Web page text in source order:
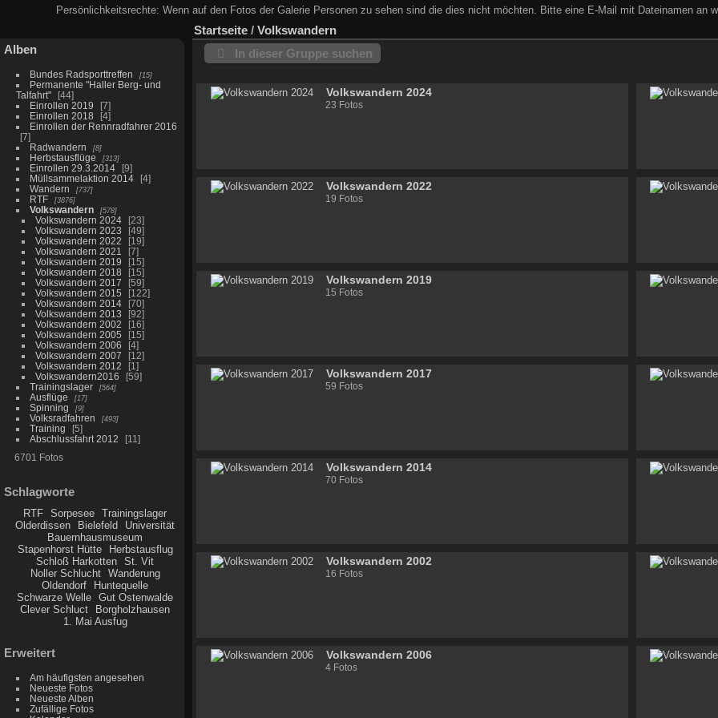
Persönlichkeitsrechte: Wenn auf den Fotos der Galerie Personen zu sehen sind die dies nicht möchten. Bitte eine E-Mail mit Dateinamen an
Alben
Bundes Radsporttreffen 15
Permanente "Haller Berg- und
Talfahrt"
44
Einrollen 2019
7
Einrollen 2018
4
Einrollen der Rennradfahrer 2016
7
Radwandern
8
Herbstausflüge 313
Einrollen 29.3.2014
9
Müllsammelaktion 2014
4
Wandern
737
RTF 3876
Volkswandern 578
Volkswandern 2024
23
Volkswandern 2023
49
Volkswandern 2022
19
Volkswandern 2021
7
Volkswandern 2019
15
Volkswandern 2018
15
Volkswandern 2017
59
Volkswandern 2015
122
Volkswandern 2014
70
Volkswandern 2013
92
Volkswandern 2002
16
Volkswandern 2005
15
Volkswandern 2006
4
Volkswandern 2007
12
Volkswandern 2012
1
Volkswandern2016
59
Trainingslager
564
Ausflüge 17
Spinning 9
Volksradfahren 493
Training
5
Abschlussfahrt 2012
11
6701 Fotos
Schlagworte
RTF Sorpesee
Trainingslager
Olderdissen
Bielefeld
Universität
Bauernhausmuseum
Stapenhorst Hütte
Herbstausflug
Schloß Harkotten
St. Vit
Noller Schlucht
Wanderung
Oldendorf
Huntequelle
Schwarze Welle
Gut Ostenwalde
Clever Schluct
Borgholzhausen
1. Mai Ausfug
Erweitert
Am häufigsten angesehen
Neueste Fotos
Neueste Alben
Zufällige Fotos
Startseite / Volkswandern
In dieser Gruppe suchen
Volkswandern 2024
23 Fotos
Volkswandern 2022
19 Fotos
Volkswandern 2019
15 Fotos
Volkswandern 2017
59 Fotos
Volkswandern 2014
70 Fotos
Volkswandern 2002
16 Fotos
Volkswandern 2006
4 Fotos